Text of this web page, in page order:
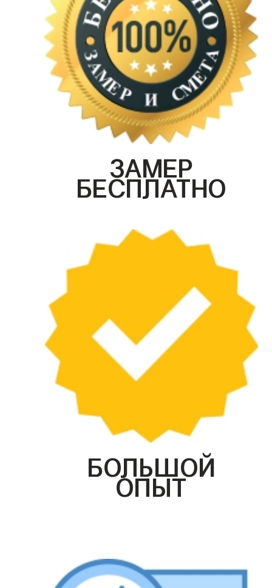
ЗАМЕР
БЕСПЛАТНО
БОЛЬШОЙ
ОПЫТ